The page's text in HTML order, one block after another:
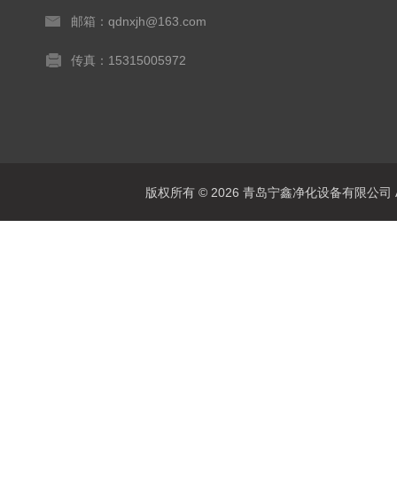
邮箱：qdnxjh@163.com
传真：15315005972
版权所有 © 2026 青岛宁鑫净化设备有限